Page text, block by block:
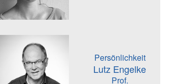
Persönlichkeit
Lutz Engelke
Prof.